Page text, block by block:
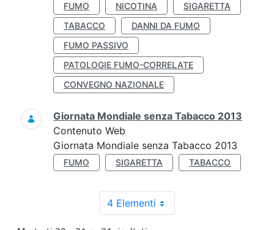
FUMO NICOTINA
SIGARETTA
TABACCO
DANNI DA FUMO
FUMO PASSIVO
PATOLOGIE FUMO-CORRELATE
CONVEGNO NAZIONALE
Giornata Mondiale senza Tabacco 2013
Contenuto Web
Giornata Mondiale senza Tabacco 2013
FUMO SIGARETTA TABACCO
4 Elementi